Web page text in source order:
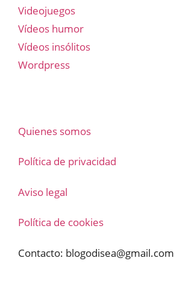
Videojuegos
Vídeos humor
Vídeos insólitos
Wordpress
Quienes somos
Política de privacidad
Aviso legal
Política de cookies
Contacto: blogodisea@gmail.com